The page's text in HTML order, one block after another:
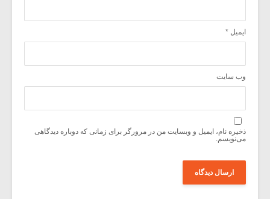
ایمیل *
وب‌ سایت
ذخیره نام، ایمیل و وبسایت من در مرورگر برای زمانی که دوباره دیدگاهی
می‌نویسم.